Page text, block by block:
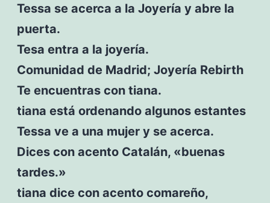
Tessa se acerca a la Joyería y abre la
puerta.
Tesa entra a la joyería.
Comunidad de Madrid; Joyería Rebirth
Te encuentras con tiana.
tiana está ordenando algunos estantes
Tessa ve a una mujer y se acerca.
Dices con acento Catalán, «buenas
tardes.»
tiana dice con acento comareño,